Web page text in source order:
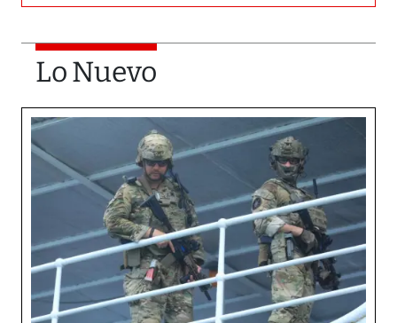
Lo Nuevo